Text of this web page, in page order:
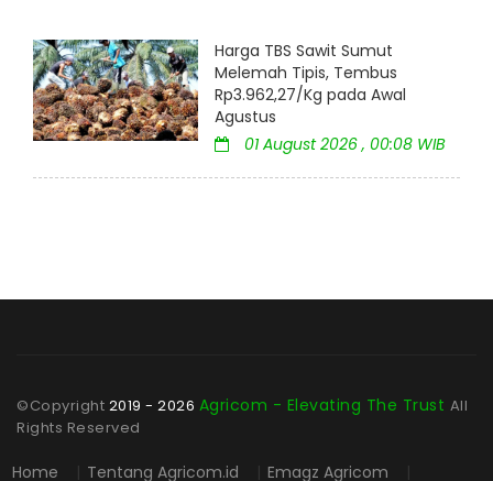
Harga TBS Sawit Sumut
Melemah Tipis, Tembus
Rp3.962,27/Kg pada Awal
Agustus
01 August 2026 , 00:08 WIB
©Copyright 2019 - 2026 Agricom - Elevating The Trust All
Rights Reserved
Home | Tentang Agricom.id | Emagz Agricom |